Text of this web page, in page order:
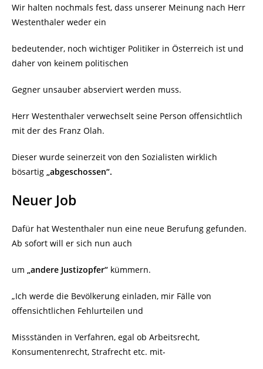
Wir halten nochmals fest, dass unserer Meinung nach Herr
Westenthaler weder ein
bedeutender, noch wichtiger Politiker in Österreich ist und
daher von keinem politischen
Gegner unsauber abserviert werden muss.
Herr Westenthaler verwechselt seine Person offensichtlich
mit der des Franz Olah.
Dieser wurde seinerzeit von den Sozialisten wirklich
bösartig „abgeschossen“.
Neuer Job
Dafür hat Westenthaler nun eine neue Berufung gefunden.
Ab sofort will er sich nun auch
um „andere Justizopfer“ kümmern.
„Ich werde die Bevölkerung einladen, mir Fälle von
offensichtlichen Fehlurteilen und
Missständen in Verfahren, egal ob Arbeitsrecht,
Konsumentenrecht, Strafrecht etc. mit-